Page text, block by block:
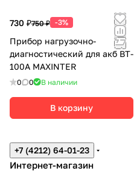
730 ₽750 ₽ -3%
Прибор нагрузочно-
диагностический для акб BT-
100A MAXINTER
0 0 В наличии
В корзину
+7 (4212) 64-01-23
Интернет-магазин